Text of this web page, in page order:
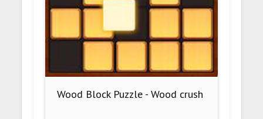
Wood Block Puzzle - Wood crush